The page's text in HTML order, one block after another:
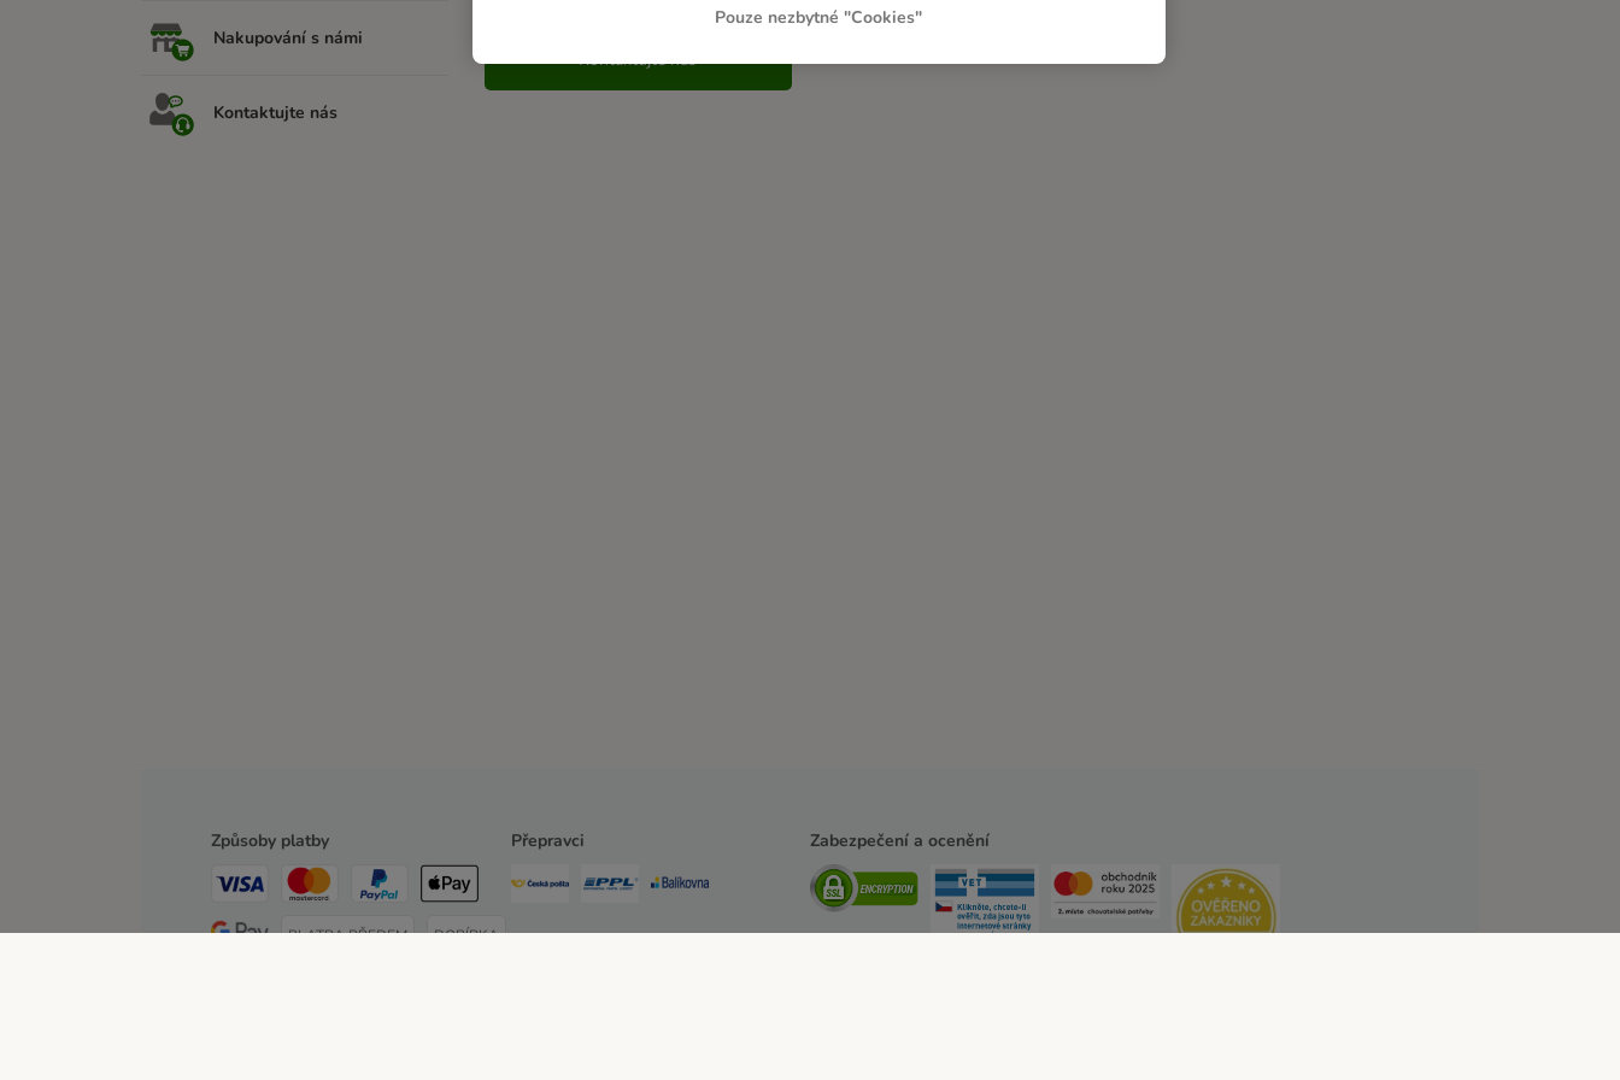
Nakupování s námi
Kontaktujte nás
Kontaktujte nás
Způsoby platby
PLATBA PŘEDEM DOBÍRKA
Přepravci Zabezpečení a ocenění
Pouze nezbytné "Cookies"